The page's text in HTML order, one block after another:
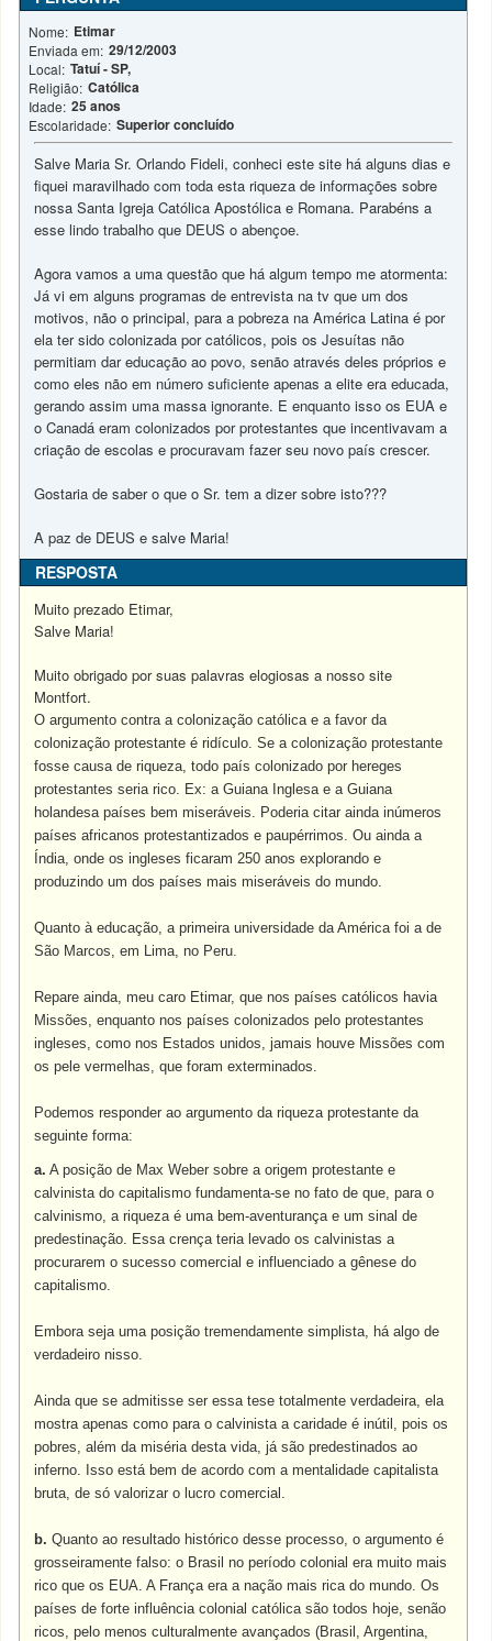
Nome: Etimar
Enviada em: 29/12/2003
Local: Tatuí - SP,
Religião: Católica
Idade: 25 anos
Escolaridade: Superior concluído
Salve Maria Sr. Orlando Fideli, conheci este site há alguns dias e
fiquei maravilhado com toda esta riqueza de informações sobre
nossa Santa Igreja Católica Apostólica e Romana. Parabéns a
esse lindo trabalho que DEUS o abençoe.
Agora vamos a uma questão que há algum tempo me atormenta:
Já vi em alguns programas de entrevista na tv que um dos
motivos, não o principal, para a pobreza na América Latina é por
ela ter sido colonizada por católicos, pois os Jesuítas não
permitiam dar educação ao povo, senão através deles próprios e
como eles não em número suficiente apenas a elite era educada,
gerando assim uma massa ignorante. E enquanto isso os EUA e
o Canadá eram colonizados por protestantes que incentivavam a
criação de escolas e procuravam fazer seu novo país crescer.
Gostaria de saber o que o Sr. tem a dizer sobre isto???
A paz de DEUS e salve Maria!
RESPOSTA
Muito prezado Etimar,
Salve Maria!
Muito obrigado por suas palavras elogiosas a nosso site
Montfort.
O argumento contra a colonização católica e a favor da
colonização protestante é ridículo. Se a colonização protestante
fosse causa de riqueza, todo país colonizado por hereges
protestantes seria rico. Ex: a Guiana Inglesa e a Guiana
holandesa países bem miseráveis. Poderia citar ainda inúmeros
países africanos protestantizados e paupérrimos. Ou ainda a
Índia, onde os ingleses ficaram 250 anos explorando e
produzindo um dos países mais miseráveis do mundo.
Quanto à educação, a primeira universidade da América foi a de
São Marcos, em Lima, no Peru.
Repare ainda, meu caro Etimar, que nos países católicos havia
Missões, enquanto nos países colonizados pelo protestantes
ingleses, como nos Estados unidos, jamais houve Missões com
os pele vermelhas, que foram exterminados.
Podemos responder ao argumento da riqueza protestante da
seguinte forma:
a. A posição de Max Weber sobre a origem protestante e
calvinista do capitalismo fundamenta-se no fato de que, para o
calvinismo, a riqueza é uma bem-aventurança e um sinal de
predestinação. Essa crença teria levado os calvinistas a
procurarem o sucesso comercial e influenciado a gênese do
capitalismo.
Embora seja uma posição tremendamente simplista, há algo de
verdadeiro nisso.
Ainda que se admitisse ser essa tese totalmente verdadeira, ela
mostra apenas como para o calvinista a caridade é inútil, pois os
pobres, além da miséria desta vida, já são predestinados ao
inferno. Isso está bem de acordo com a mentalidade capitalista
bruta, de só valorizar o lucro comercial.
b. Quanto ao resultado histórico desse processo, o argumento é
grosseiramente falso: o Brasil no período colonial era muito mais
rico que os EUA. A França era a nação mais rica do mundo. Os
países de forte influência colonial católica são todos hoje, senão
ricos, pelo menos culturalmente avançados (Brasil, Argentina,